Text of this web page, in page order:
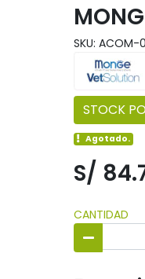
SKU: ACOM-
STOCK
Agotado.
S/
CANTIDAD